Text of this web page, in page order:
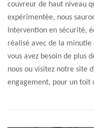
couvreur de haut niveau
expérimentée, nous
Intervention en sécurité,
réalisé avec de la minutie
vous avez besoin de plus
nous ou visitez notre site
engagement, pour un toit